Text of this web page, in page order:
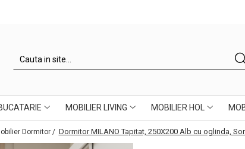
MOBILIER LIVING MOBILIER HOL
Dormitor / Dormitor MILANO Tapitat, 250X200 Alb cu oglinda,